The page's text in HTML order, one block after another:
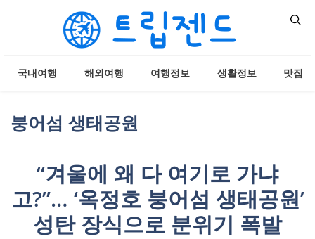
국내여행 해외여행 여행정보 생활정보 맛집
붕어섬 생태공원
“겨울에 왜 다 여기로 가냐
고?”… ‘옥정호 붕어섬 생태공원’
성탄 장식으로 분위기 폭발